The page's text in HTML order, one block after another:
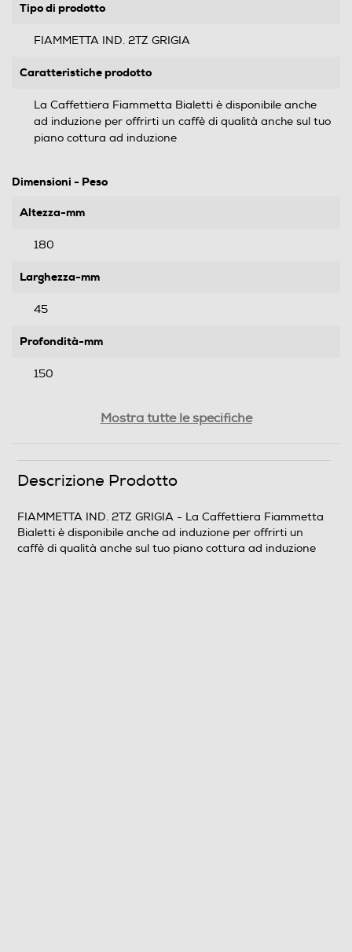
Tipo di prodotto
FIAMMETTA IND. 2TZ GRIGIA
Caratteristiche prodotto
La Caffettiera Fiammetta Bialetti è disponibile anche
ad induzione per offrirti un caffè di qualità anche sul tuo
piano cottura ad induzione
Dimensioni - Peso
Altezza-mm
180
Larghezza-mm
45
Profondità-mm
150
Informazioni sulla sicurezza del prodotto
Clicca qui
Mostra tutte le specifiche
Descrizione Prodotto
FIAMMETTA IND. 2TZ GRIGIA - La Caffettiera Fiammetta
Bialetti è disponibile anche ad induzione per offrirti un
caffè di qualità anche sul tuo piano cottura ad induzione